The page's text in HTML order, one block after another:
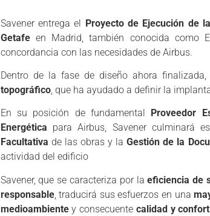
Savener entrega el Proyecto de Ejecución de
Getafeen Madrid, también conocida como
concordancia con las necesidades de Airbus.
Dentro de la fase de diseño ahora
topográfico, que ha ayudado a definir la
En su posición de fundamental Proveedor
Energética para Airbus, Savener culminará
Facultativa de las obras y laGestión de la
actividad del edificio
Savener, que se caracteriza por laeficiencia de
responsable, traducirá sus esfuerzos en una
medioambientey consecuente calidad y confort